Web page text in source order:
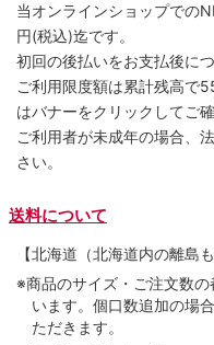
当オンラインショップでの
円(税込)迄です。
初回の後払いをお支払後に
ご利用限度額は累計残高で
はバナーをクリックしてご確
ご利用者が未成年の場合、
さい。
送料について
【北海道（北海道内の離島
※商品のサイズ・ご注文数
います。個口数追加の場
ただきます。